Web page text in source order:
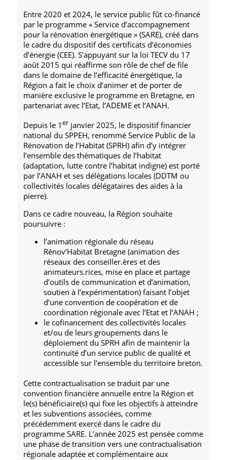
Entre 2020 et 2024, le service public fût co-financé
par le programme « Service d’accompagnement
pour la rénovation énergétique » (SARE), créé dans
le cadre du dispositif des certificats d’économies
d’énergie (CEE). S’appuyant sur la loi TECV du 17
août 2015 qui réaffirme son rôle de chef de file
dans le domaine de l’efficacité énergétique, la
Région a fait le choix d’animer et de porter de
manière exclusive le programme en Bretagne, en
partenariat avec l’Etat, l’ADEME et l’ANAH.
Depuis le 1er janvier 2025, le dispositif financier
national du SPPEH, renommé Service Public de la
Rénovation de l’Habitat (SPRH) afin d’y intégrer
l’ensemble des thématiques de l’habitat
(adaptation, lutte contre l’habitat indigne) est porté
par l’ANAH et ses délégations locales (DDTM ou
collectivités locales délégataires des aides à la
pierre).
Dans ce cadre nouveau, la Région souhaite
poursuivre :
l’animation régionale du réseau
Rénov’Habitat Bretagne (animation des
réseaux des conseiller.ères et des
animateurs.rices, mise en place et partage
d’outils de communication et d’animation,
soutien à l’expérimentation) faisant l’objet
d’une convention de coopération et de
coordination régionale avec l’Etat et l’ANAH ;
le cofinancement des collectivités locales
et/ou de leurs groupements dans le
déploiement du SPRH afin de maintenir la
continuité d’un service public de qualité et
accessible sur l’ensemble du territoire breton.
Cette contractualisation se traduit par une
convention financière annuelle entre la Région et
le(s) bénéficiaire(s) qui fixe les objectifs à atteindre
et les subventions associées, comme
précédemment exercé dans le cadre du
programme SARE. L’année 2025 est pensée comme
une phase de transition vers une contractualisation
régionale adaptée et complémentaire aux